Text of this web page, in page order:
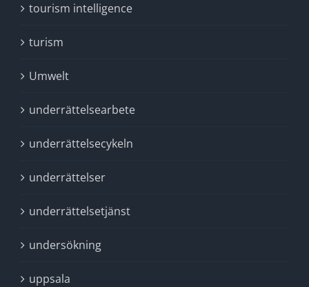
tourism intelligence
turism
Umwelt
underrättelsearbete
underrättelsecykeln
underrättelser
underrättelsetjänst
undersökning
uppsala